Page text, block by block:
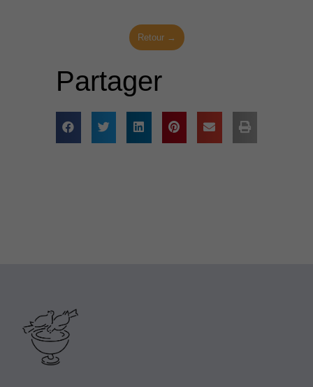
Retour →
Partager